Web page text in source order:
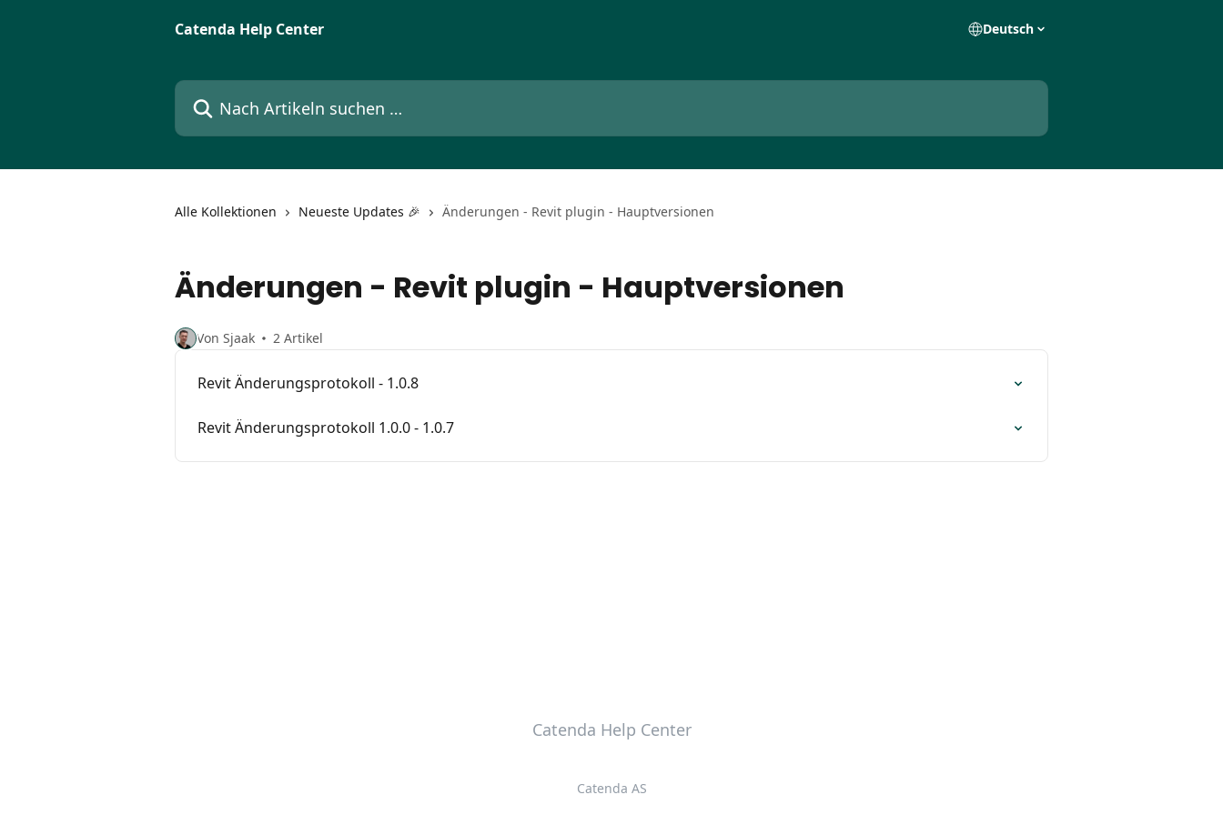
Catenda Help Center
Deutsch
Nach Artikeln suchen …
Alle Kollektionen Neueste Updates 🎉 Änderungen - Revit plugin - Hauptversionen
Änderungen - Revit plugin - Hauptversionen
Von Sjaak 2 Artikel
Revit Änderungsprotokoll - 1.0.8
Revit Änderungsprotokoll 1.0.0 - 1.0.7
Catenda Help Center
Catenda AS